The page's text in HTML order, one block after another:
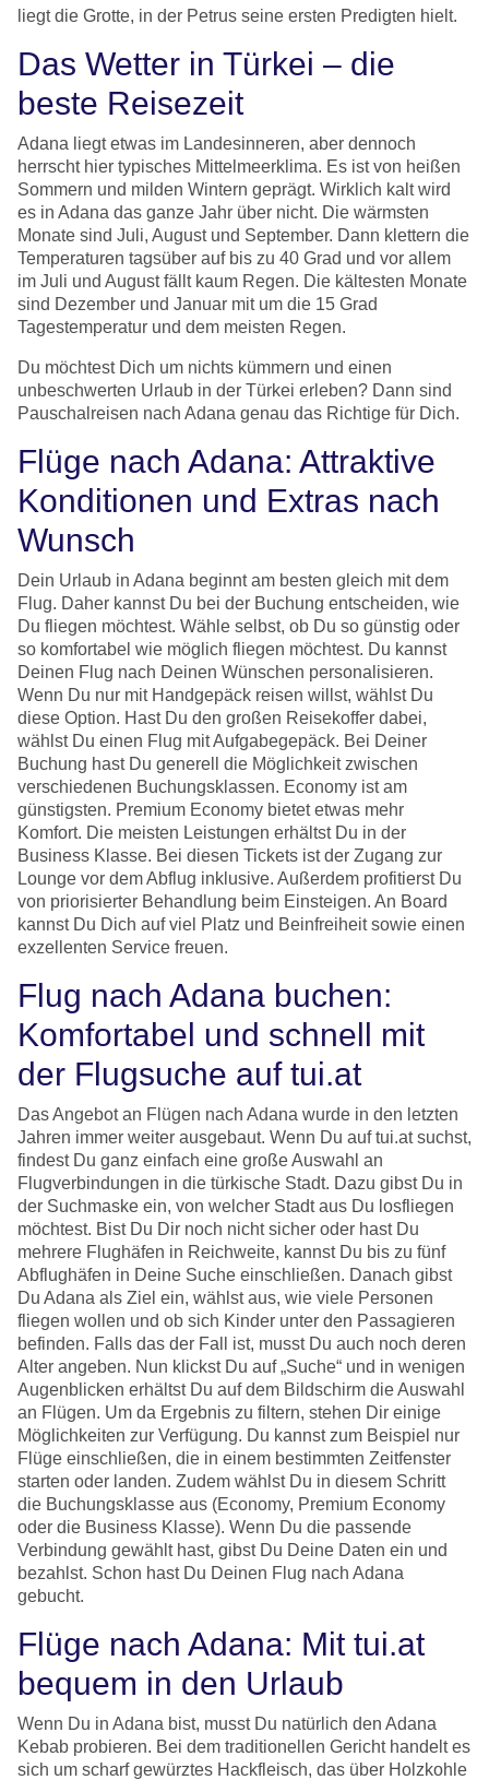
liegt die Grotte, in der Petrus seine ersten Predigten hielt.
Das Wetter in Türkei – die
beste Reisezeit
Adana liegt etwas im Landesinneren, aber dennoch
herrscht hier typisches Mittelmeerklima. Es ist von heißen
Sommern und milden Wintern geprägt. Wirklich kalt wird
es in Adana das ganze Jahr über nicht. Die wärmsten
Monate sind Juli, August und September. Dann klettern die
Temperaturen tagsüber auf bis zu 40 Grad und vor allem
im Juli und August fällt kaum Regen. Die kältesten Monate
sind Dezember und Januar mit um die 15 Grad
Tagestemperatur und dem meisten Regen.
Du möchtest Dich um nichts kümmern und einen
unbeschwerten Urlaub in der Türkei erleben? Dann sind
Pauschalreisen nach Adana genau das Richtige für Dich.
Flüge nach Adana: Attraktive
Konditionen und Extras nach
Wunsch
Dein Urlaub in Adana beginnt am besten gleich mit dem
Flug. Daher kannst Du bei der Buchung entscheiden, wie
Du fliegen möchtest. Wähle selbst, ob Du so günstig oder
so komfortabel wie möglich fliegen möchtest. Du kannst
Deinen Flug nach Deinen Wünschen personalisieren.
Wenn Du nur mit Handgepäck reisen willst, wählst Du
diese Option. Hast Du den großen Reisekoffer dabei,
wählst Du einen Flug mit Aufgabegepäck. Bei Deiner
Buchung hast Du generell die Möglichkeit zwischen
verschiedenen Buchungsklassen. Economy ist am
günstigsten. Premium Economy bietet etwas mehr
Komfort. Die meisten Leistungen erhältst Du in der
Business Klasse. Bei diesen Tickets ist der Zugang zur
Lounge vor dem Abflug inklusive. Außerdem profitierst Du
von priorisierter Behandlung beim Einsteigen. An Board
kannst Du Dich auf viel Platz und Beinfreiheit sowie einen
exzellenten Service freuen.
Flug nach Adana buchen:
Komfortabel und schnell mit
der Flugsuche auf tui.at
Das Angebot an Flügen nach Adana wurde in den letzten
Jahren immer weiter ausgebaut. Wenn Du auf tui.at suchst,
findest Du ganz einfach eine große Auswahl an
Flugverbindungen in die türkische Stadt. Dazu gibst Du in
der Suchmaske ein, von welcher Stadt aus Du losfliegen
möchtest. Bist Du Dir noch nicht sicher oder hast Du
mehrere Flughäfen in Reichweite, kannst Du bis zu fünf
Abflughäfen in Deine Suche einschließen. Danach gibst
Du Adana als Ziel ein, wählst aus, wie viele Personen
fliegen wollen und ob sich Kinder unter den Passagieren
befinden. Falls das der Fall ist, musst Du auch noch deren
Alter angeben. Nun klickst Du auf „Suche“ und in wenigen
Augenblicken erhältst Du auf dem Bildschirm die Auswahl
an Flügen. Um da Ergebnis zu filtern, stehen Dir einige
Möglichkeiten zur Verfügung. Du kannst zum Beispiel nur
Flüge einschließen, die in einem bestimmten Zeitfenster
starten oder landen. Zudem wählst Du in diesem Schritt
die Buchungsklasse aus (Economy, Premium Economy
oder die Business Klasse). Wenn Du die passende
Verbindung gewählt hast, gibst Du Deine Daten ein und
bezahlst. Schon hast Du Deinen Flug nach Adana
gebucht.
Flüge nach Adana: Mit tui.at
bequem in den Urlaub
Wenn Du in Adana bist, musst Du natürlich den Adana
Kebab probieren. Bei dem traditionellen Gericht handelt es
sich um scharf gewürztes Hackfleisch, das über Holzkohle